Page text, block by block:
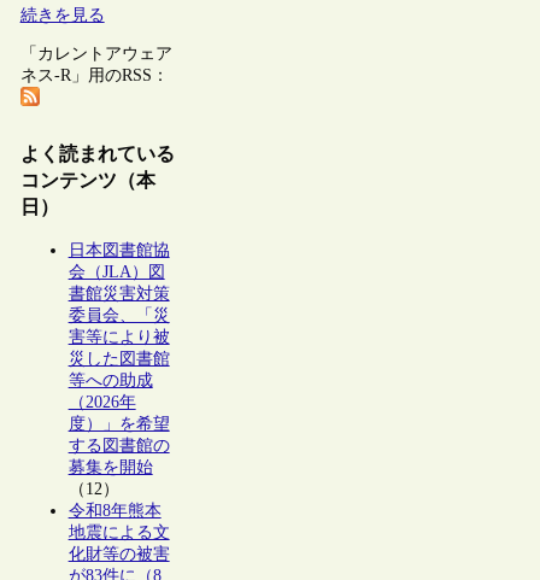
続きを見る
「カレントアウェア
ネス-R」用のRSS：
よく読まれている
コンテンツ（本
日）
日本図書館協
会（JLA）図
書館災害対策
委員会、「災
害等により被
災した図書館
等への助成
（2026年
度）」を希望
する図書館の
募集を開始
（12）
令和8年熊本
地震による文
化財等の被害
が83件に（8